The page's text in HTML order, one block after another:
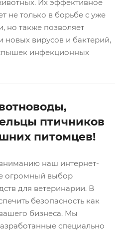
Их эффективное
не только в борьбе с уже
но также позволяет
новых вирусов и бактерий,
инфекционных
птичников
питомцев!
наш интернет-
огромный выбор
для ветеринарии. В
безопасность как
бизнеса. Мы
специально